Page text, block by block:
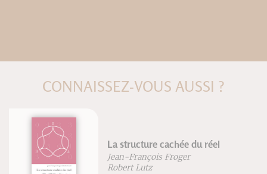
CONNAISSEZ-VOUS AUSSI ?
La structure cachée du réel
Jean-François Froger
Robert Lutz